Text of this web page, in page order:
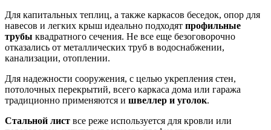
Для капитальных теплиц, а также каркасов беседок, опор для
навесов и легких крыш идеально подходят профильные
трубы квадратного сечения. Не все еще безоговорочно
отказались от металлических труб в водоснабжении,
канализации, отоплении.
Для надежности сооружения, с целью укрепления стен,
потолочных перекрытий, всего каркаса дома или гаража
традиционно применяются и швеллер и уголок.
Стальной лист все реже используется для кровли или